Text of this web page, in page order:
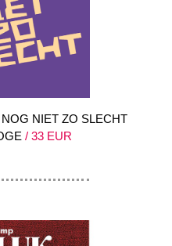
NIET ZO SLECHT
/ 33 EUR